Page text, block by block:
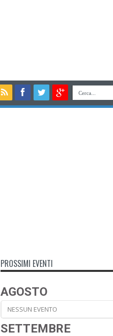
PROSSIMI EVENTI
AGOSTO
NESSUN EVENTO
SETTEMBRE